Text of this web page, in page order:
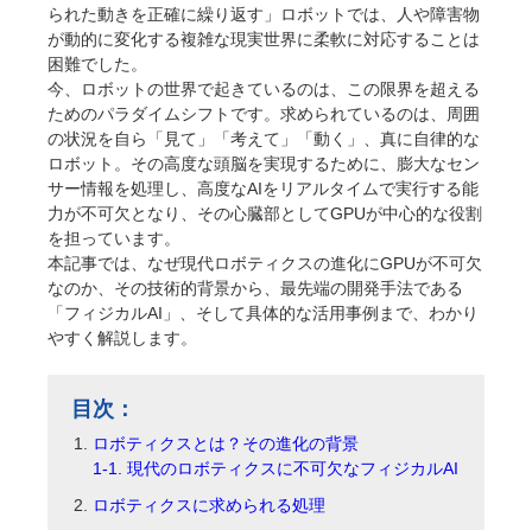
られた動きを正確に繰り返す」ロボットでは、人や障害物
が動的に変化する複雑な現実世界に柔軟に対応することは
困難でした。
今、ロボットの世界で起きているのは、この限界を超える
ためのパラダイムシフトです。求められているのは、周囲
の状況を自ら「見て」「考えて」「動く」、真に自律的な
ロボット。その高度な頭脳を実現するために、膨大なセン
サー情報を処理し、高度なAIをリアルタイムで実行する能
力が不可欠となり、その心臓部としてGPUが中心的な役割
を担っています。
本記事では、なぜ現代ロボティクスの進化にGPUが不可欠
なのか、その技術的背景から、最先端の開発手法である
「フィジカルAI」、そして具体的な活用事例まで、わかり
やすく解説します。
目次：
ロボティクスとは？その進化の背景
1-1. 現代のロボティクスに不可欠なフィジカルAI
ロボティクスに求められる処理